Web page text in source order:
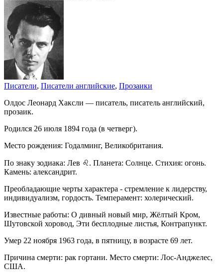
Писатели, Писатели английские, Прозаики
Олдос Леонард Хаксли — писатель, писатель английский,
прозаик.
Родился 26 июля 1894 года (в четверг).
Место рождения: Годалминг, Великобритания.
По знаку зодиака: Лев ♌. Планета: Солнце. Стихия: огонь.
Камень: александрит.
Преобладающие черты характера - стремление к лидерству,
индивидуализм, гордость. Темперамент: холерический.
Известные работы: О дивный новый мир, Жёлтый Кром,
Шутовской хоровод, Эти бесплодные листья, Контрапункт.
Умер 22 ноября 1963 года, в пятницу, в возрасте 69 лет.
Причина смерти: рак гортани. Место смерти: Лос-Анджелес,
США.